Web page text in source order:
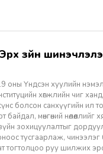
Үндсэн хуулийн нэмэлт,
хөгжлийн чиг
болсон санхүүгийн ил
мөнгөний нөлөөллийг
зохицуулалтыг
тусгаарлаж, чинээлэг
руу шилжих